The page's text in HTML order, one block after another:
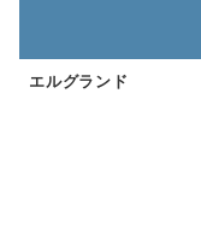
エルグランド